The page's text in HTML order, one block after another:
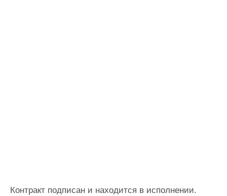
Контракт подписан и находится в исполнении.